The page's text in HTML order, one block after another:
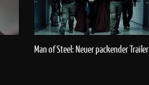
Man of Steel: Neuer packender Trailer